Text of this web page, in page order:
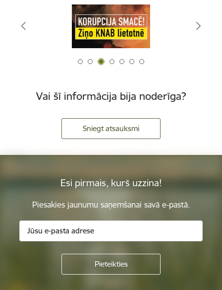
Vai šī informācija bija noderīga?
Sniegt atsauksmi
Esi pirmais, kurš uzzina!
Piesakies jaunumu saņemšanai savā e-pastā.